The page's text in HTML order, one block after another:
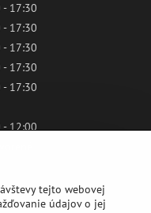
- 17:30
- 17:30
- 17:30
- 17:30
- 17:30
- 12:00
nás
tejto webovej
údajov o jej